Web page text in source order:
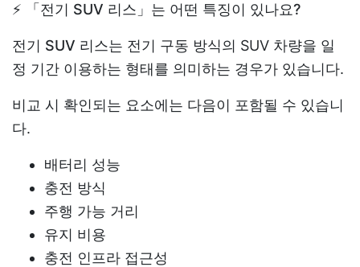
⚡ 「전기 SUV 리스」는 어떤 특징이 있나요?
전기 SUV 리스는 전기 구동 방식의 SUV 차량을 일
정 기간 이용하는 형태를 의미하는 경우가 있습니다.
비교 시 확인되는 요소에는 다음이 포함될 수 있습니
다.
배터리 성능
충전 방식
주행 가능 거리
유지 비용
충전 인프라 접근성